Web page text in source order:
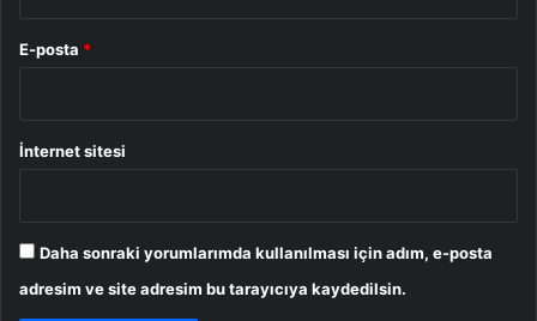
E-posta *
İnternet sitesi
Daha sonraki yorumlarımda kullanılması için adım, e-posta
adresim ve site adresim bu tarayıcıya kaydedilsin.